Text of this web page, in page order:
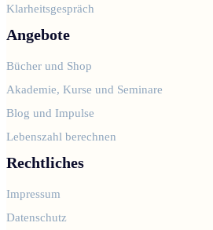
Klarheitsgespräch
Angebote
Bücher und Shop
Akademie, Kurse und Seminare
Blog und Impulse
Lebenszahl berechnen
Rechtliches
Impressum
Datenschutz